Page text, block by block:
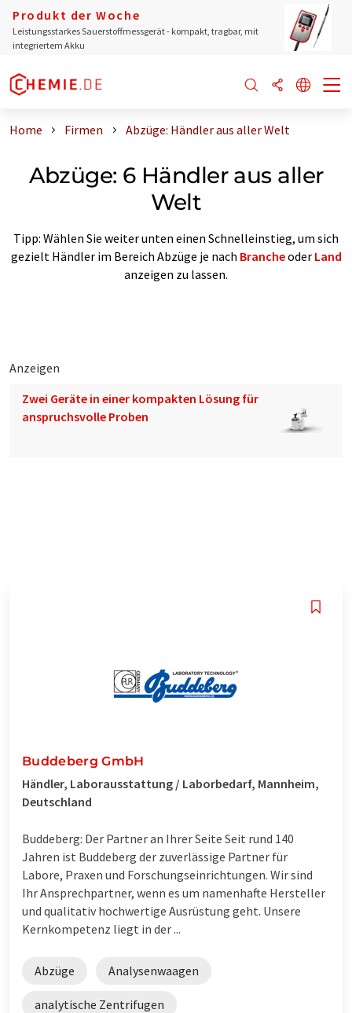
Produkt der Woche
Leistungsstarkes Sauerstoffmessgerät - kompakt, tragbar, mit
integriertem Akku
Home Firmen Abzüge: Händler aus aller Welt
Abzüge: 6 Händler aus aller
Welt
Tipp: Wählen Sie weiter unten einen Schnelleinstieg, um sich
gezielt Händler im Bereich Abzüge je nach Brancheoder Land
anzeigen zu lassen.
Anzeigen
Zwei Geräte in einer kompakten Lösung für
anspruchsvolle Proben
Buddeberg GmbH
Händler, Laborausstattung / Laborbedarf, Mannheim,
Deutschland
Buddeberg: Der Partner an Ihrer Seite Seit rund 140
Jahren ist Buddeberg der zuverlässige Partner für
Labore, Praxen und Forschungseinrichtungen. Wir sind
Ihr Ansprechpartner, wenn es um namenhafte Hersteller
und qualitativ hochwertige Ausrüstung geht. Unsere
Kernkompetenz liegt in der ...
Abzüge Analysenwaagen
analytische Zentrifugen